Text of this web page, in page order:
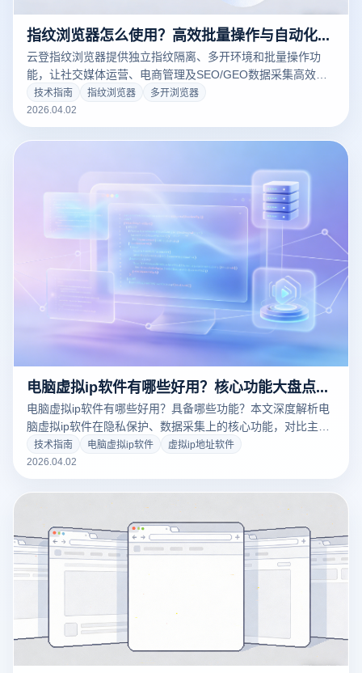
指纹浏览器怎么使用？高效批量操作与自动化管理方案
云登指纹浏览器提供独立指纹隔离、多开环境和批量操作功
能，让社交媒体运营、电商管理及SEO/GEO数据采集高效安
全。立即下载体验全新账号管理方案！
技术指南 指纹浏览器
多开浏览器
2026.04.02
电脑虚拟ip软件有哪些好用？核心功能大盘点与多账号防关联实战指南
电脑虚拟ip软件有哪些好用？具备哪些功能？本文深度解析电
脑虚拟ip软件在隐私保护、数据采集上的核心功能，对比主流
虚拟ip地址软件优劣。结合云登指纹浏览器，为您提供多账号
运营与底层防关联的终极解决方案，助您安全破局。
技术指南 电脑虚拟ip软件
虚拟ip地址软件
2026.04.02